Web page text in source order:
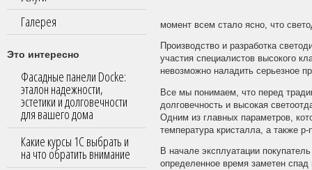
Галерея
Это интересно
Фасадные панели Docke:
эталон надежности,
эстетики и долговечности
для вашего дома
Какие курсы 1С выбрать и
на что обратить внимание
момент всем стало ясно, что
Производство и разработка
участия специалистов высокого
невозможно наладить серьезное
Все мы понимаем, что перед
долговечность и высокая
Одним из главных параметров,
температура кристалла, а также
В начале эксплуатации
определенное время заметен